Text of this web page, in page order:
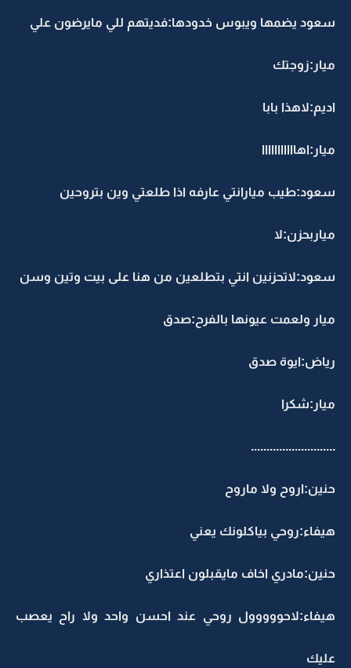
سعود يضمها ويبوس خدودها:فديتهم للي مايرضون علي
ميار:زوجتك
اديم:لاهذا بابا
ميار:اهااااااااااا
سعود:طيب ميارانتي عارفه اذا طلعتي وين بتروحين
مياربحزن:لا
سعود:لاتحزنين انتي بتطلعين من هنا على بيت وتين وسن
ميار ولعمت عيونها بالفرح:صدق
رياض:ايوة صدق
ميار:شكرا
...........................
حنين:اروح ولا ماروح
هيفاء:روحي بياكلونك يعني
حنين:مادري اخاف مايقبلون اعتذاري
هيفاء:لاحووووول روحي عند احسن واحد ولا راح يعصب
عليك